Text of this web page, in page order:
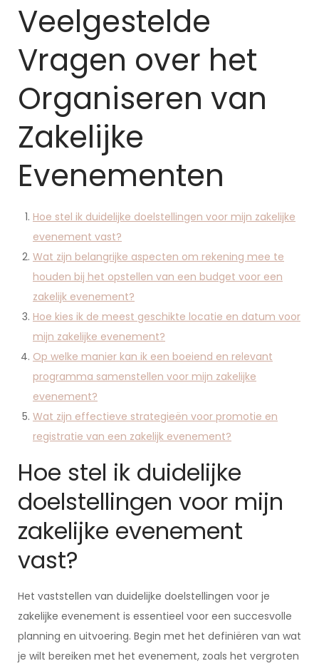
Veelgestelde
Vragen over het
Organiseren van
Zakelijke
Evenementen
Hoe stel ik duidelijke doelstellingen voor mijn zakelijke
evenement vast?
Wat zijn belangrijke aspecten om rekening mee te
houden bij het opstellen van een budget voor een
zakelijk evenement?
Hoe kies ik de meest geschikte locatie en datum voor
mijn zakelijke evenement?
Op welke manier kan ik een boeiend en relevant
programma samenstellen voor mijn zakelijke
evenement?
Wat zijn effectieve strategieën voor promotie en
registratie van een zakelijk evenement?
Hoe stel ik duidelijke
doelstellingen voor mijn
zakelijke evenement
vast?
Het vaststellen van duidelijke doelstellingen voor je
zakelijke evenement is essentieel voor een succesvolle
planning en uitvoering. Begin met het definiëren van wat
je wilt bereiken met het evenement, zoals het vergroten